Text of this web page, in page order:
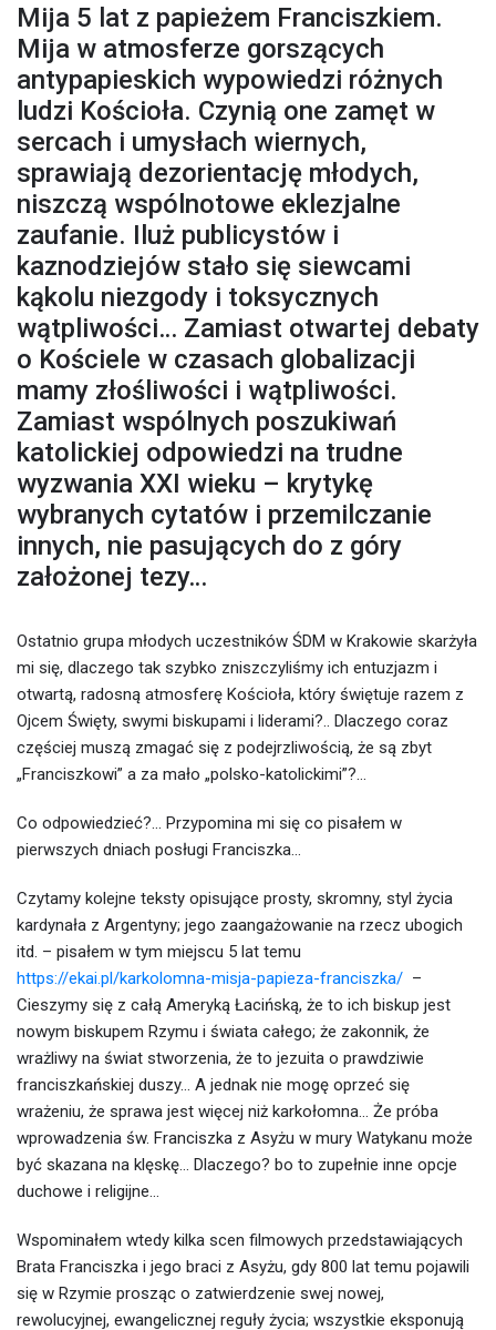
Mija 5 lat z papieżem Franciszkiem.
Mija w atmosferze gorszących
antypapieskich wypowiedzi różnych
ludzi Kościoła. Czynią one zamęt w
sercach i umysłach wiernych,
sprawiają dezorientację młodych,
niszczą wspólnotowe eklezjalne
zaufanie. Iluż publicystów i
kaznodziejów stało się siewcami
kąkolu niezgody i toksycznych
wątpliwości… Zamiast otwartej debaty
o Kościele w czasach globalizacji
mamy złośliwości i wątpliwości.
Zamiast wspólnych poszukiwań
katolickiej odpowiedzi na trudne
wyzwania XXI wieku – krytykę
wybranych cytatów i przemilczanie
innych, nie pasujących do z góry
założonej tezy…
Ostatnio grupa młodych uczestników ŚDM w Krakowie skarżyła
mi się, dlaczego tak szybko zniszczyliśmy ich entuzjazm i
otwartą, radosną atmosferę Kościoła, który świętuje razem z
Ojcem Święty, swymi biskupami i liderami?.. Dlaczego coraz
częściej muszą zmagać się z podejrzliwością, że są zbyt
„Franciszkowi” a za mało „polsko-katolickimi”?…
Co odpowiedzieć?… Przypomina mi się co pisałem w
pierwszych dniach posługi Franciszka…
Czytamy kolejne teksty opisujące prosty, skromny, styl życia
kardynała z Argentyny; jego zaangażowanie na rzecz ubogich
itd. – pisałem w tym miejscu 5 lat temu
https://ekai.pl/karkolomna-misja-papieza-franciszka/ –
Cieszymy się z całą Ameryką Łacińską, że to ich biskup jest
nowym biskupem Rzymu i świata całego; że zakonnik, że
wrażliwy na świat stworzenia, że to jezuita o prawdziwie
franciszkańskiej duszy… A jednak nie mogę oprzeć się
wrażeniu, że sprawa jest więcej niż karkołomna… Że próba
wprowadzenia św. Franciszka z Asyżu w mury Watykanu może
być skazana na klęskę… Dlaczego? bo to zupełnie inne opcje
duchowe i religijne…
Wspominałem wtedy kilka scen filmowych przedstawiających
Brata Franciszka i jego braci z Asyżu, gdy 800 lat temu pojawili
się w Rzymie prosząc o zatwierdzenie swej nowej,
rewolucyjnej, ewangelicznej reguły życia; wszystkie eksponują